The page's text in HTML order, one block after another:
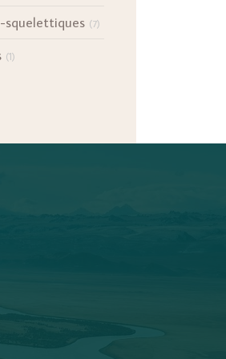
squelettiques (7)
(1)